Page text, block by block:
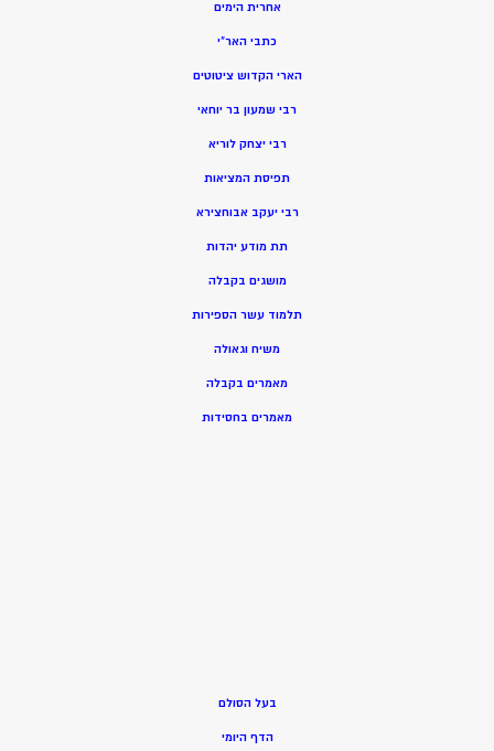
אחרית הימים
כתבי האר”י
הארי הקדוש ציטוטים
רבי שמעון בר יוחאי
רבי יצחק לוריא
תפיסת המציאות
רבי יעקב אבוחצירא
תת מודע יהדות
מושגים בקבלה
תלמוד עשר הספירות
משיח וגאולה
מאמרים בקבלה
מאמרים בחסידות
בעל הסולם
הדף היומי